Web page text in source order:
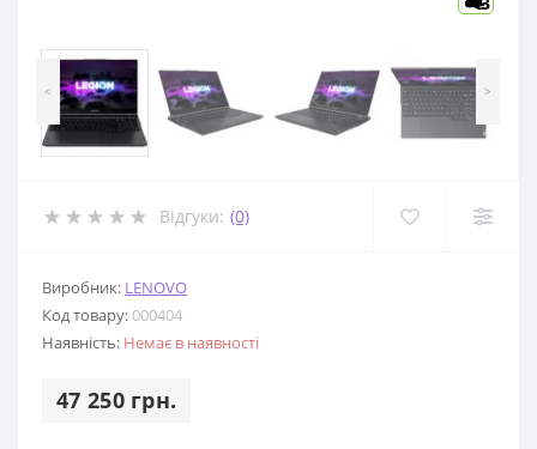
< >
Відгуки: (0)
Виробник: LENOVO
Код товару:000404
Наявність: Немає в наявності
47 250 грн.